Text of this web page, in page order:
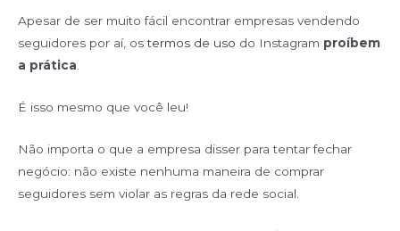
Apesar de ser muito fácil encontrar empresas vendendo
seguidores por aí, ostermos de uso do Instagram proíbem
a prática
É isso mesmo que você leu!
Não importa o que a empresa disser para tentar fechar
negócio: não existe nenhuma maneira de comprar
seguidores sem violar as regras da rede social.